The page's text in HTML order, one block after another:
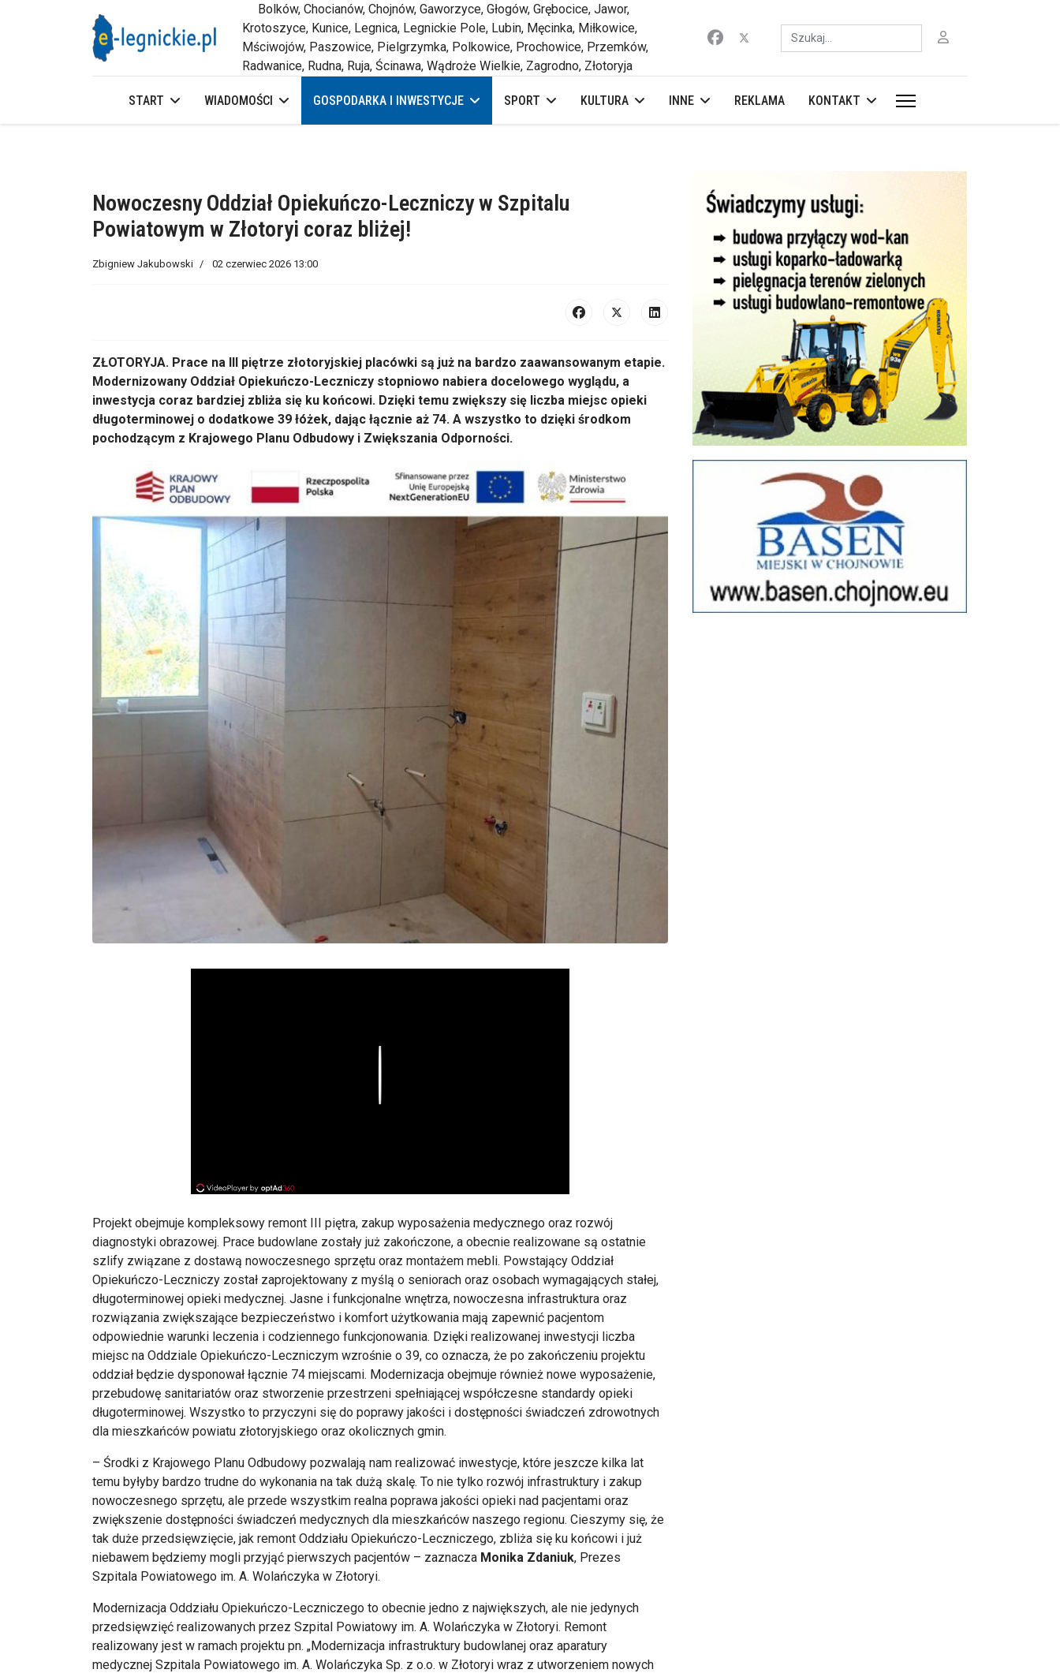
Bolków, Chocianów, Chojnów, Gaworzyce, Głogów, Grębocice, Jawor,
Krotoszyce, Kunice, Legnica, Legnickie Pole, Lubin, Męcinka, Miłkowice,
Mściwojów, Paszowice, Pielgrzymka, Polkowice, Prochowice, Przemków,
Radwanice, Rudna, Ruja, Ścinawa, Wądroże Wielkie, Zagrodno, Złotoryja
Szukaj
START WIADOMOŚCI GOSPODARKA I INWESTYCJE SPORT KULTURA INNE REKLAMA KONTAKT
Nowoczesny Oddział Opiekuńczo-Leczniczy w Szpitalu
Powiatowym w Złotoryi coraz bliżej!
Zbigniew Jakubowski 02 czerwiec 2026 13:00
ZŁOTORYJA. Prace na III piętrze złotoryjskiej placówki są już na bardzo zaawansowanym etapie.
Modernizowany Oddział Opiekuńczo-Leczniczy stopniowo nabiera docelowego wyglądu, a
inwestycja coraz bardziej zbliża się ku końcowi. Dzięki temu zwiększy się liczba miejsc opieki
długoterminowej o dodatkowe 39 łóżek, dając łącznie aż 74. A wszystko to dzięki środkom
pochodzącym z Krajowego Planu Odbudowy i Zwiększania Odporności.
Projekt obejmuje kompleksowy remont III piętra, zakup wyposażenia medycznego oraz rozwój
diagnostyki obrazowej. Prace budowlane zostały już zakończone, a obecnie realizowane są ostatnie
szlify związane z dostawą nowoczesnego sprzętu oraz montażem mebli. Powstający Oddział
Opiekuńczo-Leczniczy został zaprojektowany z myślą o seniorach oraz osobach wymagających stałej,
długoterminowej opieki medycznej. Jasne i funkcjonalne wnętrza, nowoczesna infrastruktura oraz
rozwiązania zwiększające bezpieczeństwo i komfort użytkowania mają zapewnić pacjentom
odpowiednie warunki leczenia i codziennego funkcjonowania. Dzięki realizowanej inwestycji liczba
miejsc na Oddziale Opiekuńczo-Leczniczym wzrośnie o 39, co oznacza, że po zakończeniu projektu
oddział będzie dysponował łącznie 74 miejscami. Modernizacja obejmuje również nowe wyposażenie,
przebudowę sanitariatów oraz stworzenie przestrzeni spełniającej współczesne standardy opieki
długoterminowej. Wszystko to przyczyni się do poprawy jakości i dostępności świadczeń zdrowotnych
dla mieszkańców powiatu złotoryjskiego oraz okolicznych gmin.
– Środki z Krajowego Planu Odbudowy pozwalają nam realizować inwestycje, które jeszcze kilka lat
temu byłyby bardzo trudne do wykonania na tak dużą skalę. To nie tylko rozwój infrastruktury i zakup
nowoczesnego sprzętu, ale przede wszystkim realna poprawa jakości opieki nad pacjentami oraz
zwiększenie dostępności świadczeń medycznych dla mieszkańców naszego regionu. Cieszymy się, że
tak duże przedsięwzięcie, jak remont Oddziału Opiekuńczo-Leczniczego, zbliża się ku końcowi i już
niebawem będziemy mogli przyjąć pierwszych pacjentów – zaznacza Monika Zdaniuk, Prezes
Szpitala Powiatowego im. A. Wolańczyka w Złotoryi.
Modernizacja Oddziału Opiekuńczo-Leczniczego to obecnie jedno z największych, ale nie jedynych
przedsięwzięć realizowanych przez Szpital Powiatowy im. A. Wolańczyka w Złotoryi. Remont
realizowany jest w ramach projektu pn. „Modernizacja infrastruktury budowlanej oraz aparatury
medycznej Szpitala Powiatowego im. A. Wolańczyka Sp. z o.o. w Złotoryi wraz z utworzeniem nowych